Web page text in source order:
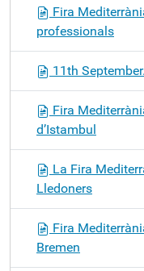
Fira
professionals
11th
Fira
d’Istambul
La Fira
Lledoners
Fira
Bremen